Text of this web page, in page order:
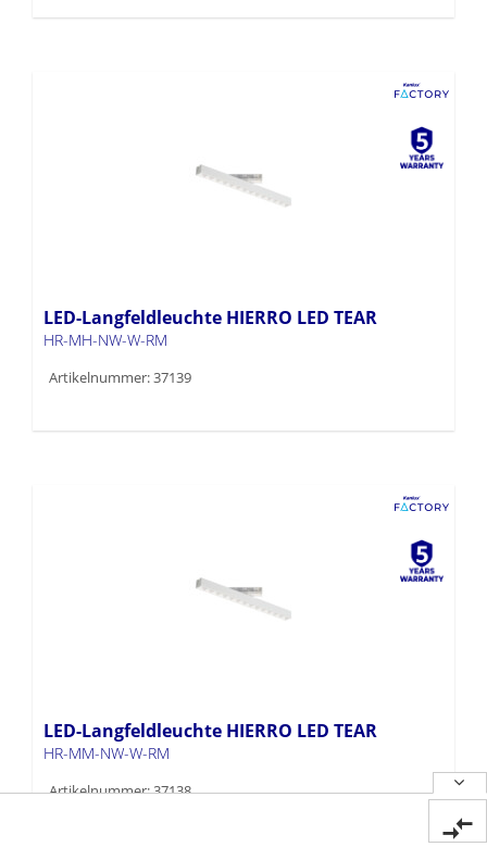
LED-Langfeldleuchte HIERRO LED TEAR
HR-MH-NW-W-RM
Artikelnummer: 37139
LED-Langfeldleuchte HIERRO LED TEAR
HR-MM-NW-W-RM
Artikelnummer: 37138